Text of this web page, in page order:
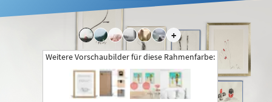
+
Weitere Vorschaubilder für diese Rahmenfarbe: